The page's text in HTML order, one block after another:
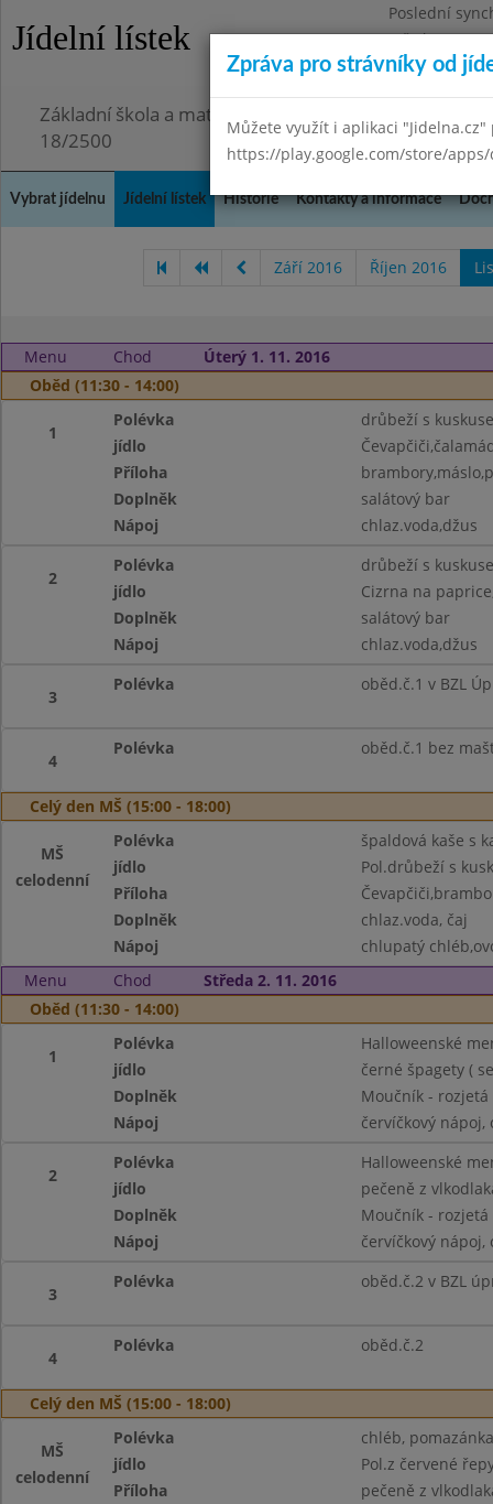
Jídelní lístek
Poslední
Středa
Omezení
Základní škola a mateřská škola Chmelnice, Praha 3,
18/2500
Vybrat jídelnu Jídelní lístek Historie Kontakty a informace
Září 2016 Říjen 2016
Menu Chod
Úterý 1. 11. 2016
Oběd (11:30 - 14:00)
1
Polévka
drůbeží s
jídlo
Příloha
Doplněk
salátový bar
Nápoj
chlaz.voda,džus
2
Polévka
drůbeží s
jídlo
Cizrna na
Doplněk
salátový bar
Nápoj
chlaz.voda,džus
3
Polévka oběd.č.1 v BZL
4
Polévka oběd.č.1 bez
Celý den MŠ (15:00 - 18:00)
MŠ
celodenní
Polévka
špaldová kaše s
jídlo
Pol.drůbeží s
Příloha
Doplněk
chlaz.voda, čaj
Nápoj
chlupatý
Menu
Chod
Středa 2. 11. 2016
Oběd (11:30 - 14:00)
1
Polévka
Halloweenské
jídlo
černé špagety (
Doplněk
Moučník -
Nápoj
červíčkový nápoj,
2
Polévka
Halloweenské
jídlo
pečeně z
Doplněk
Moučník -
Nápoj
červíčkový nápoj,
3
Polévka oběd.č.2 v BZL
4
Polévka oběd.č.2
Celý den MŠ (15:00 - 18:00)
MŠ
celodenní
Polévka
chléb,
jídlo
Pol.z červené
Příloha
pečeně z
Zpráva pro strávníky od
Můžete využít i aplikaci
https://play.google.com/store/